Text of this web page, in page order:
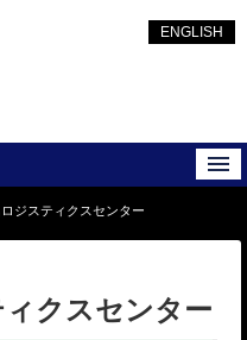
ENGLISH
ジスティクスセンター
クスセンター